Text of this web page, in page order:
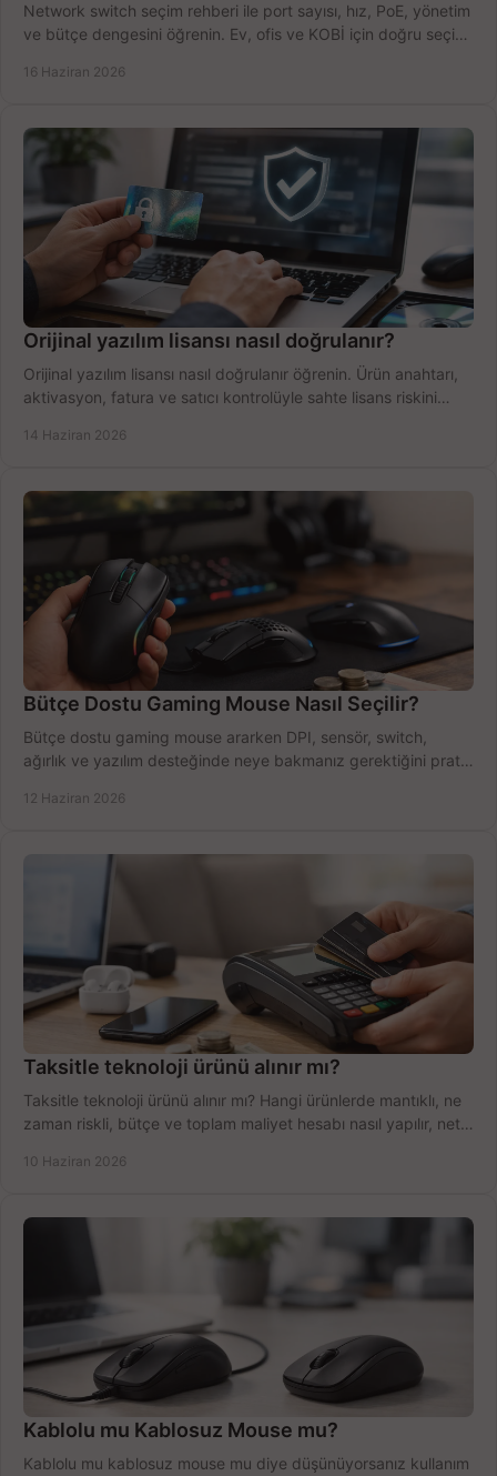
Network switch seçim rehberi ile port sayısı, hız, PoE, yönetim
ve bütçe dengesini öğrenin. Ev, ofis ve KOBİ için doğru seçimi
16 Haziran 2026
Orijinal yazılım lisansı nasıl doğrulanır?
Orijinal yazılım lisansı nasıl doğrulanır öğrenin. Ürün anahtarı,
aktivasyon, fatura ve satıcı kontrolüyle sahte lisans riskini
14 Haziran 2026
Bütçe Dostu Gaming Mouse Nasıl Seçilir?
Bütçe dostu gaming mouse ararken DPI, sensör, switch,
ağırlık ve yazılım desteğinde neye bakmanız gerektiğini pratik
12 Haziran 2026
Taksitle teknoloji ürünü alınır mı?
Taksitle teknoloji ürünü alınır mı? Hangi ürünlerde mantıklı, ne
zaman riskli, bütçe ve toplam maliyet hesabı nasıl yapılır, net
10 Haziran 2026
Kablolu mu Kablosuz Mouse mu?
Kablolu mu kablosuz mouse mu diye düşünüyorsanız kullanım